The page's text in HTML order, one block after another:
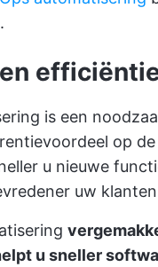
is een
op
u nieuwe
uw
u sneller